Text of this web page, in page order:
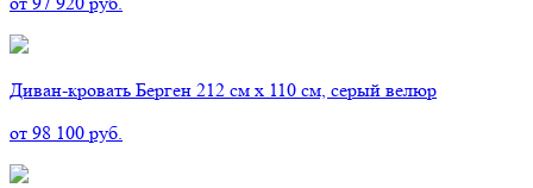
Диван-кровать Берген 212 см х 110 см, серый велюр
от 98 100 руб.